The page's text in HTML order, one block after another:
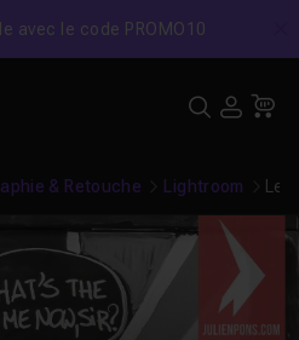
avec le code PROMO10
& Retouche Lightroom Le